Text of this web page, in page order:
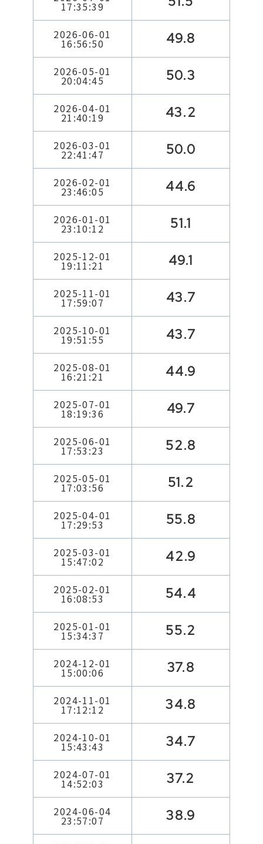
17:35:39
2026-06-01
16:56:50 49.8
2026-05-01
20:04:45 50.3
2026-04-01
21:40:19 43.2
2026-03-01
22:41:47 50.0
2026-02-01
23:46:05 44.6
2026-01-01
23:10:12 51.1
2025-12-01
19:11:21 49.1
2025-11-01
17:59:07 43.7
2025-10-01
19:51:55 43.7
2025-08-01
16:21:21 44.9
2025-07-01
18:19:36 49.7
2025-06-01
17:53:23 52.8
2025-05-01
17:03:56 51.2
2025-04-01
17:29:53 55.8
2025-03-01
15:47:02 42.9
2025-02-01
16:08:53 54.4
2025-01-01
15:34:37 55.2
2024-12-01
15:00:06 37.8
2024-11-01
17:12:12 34.8
2024-10-01
15:43:43 34.7
2024-07-01
14:52:03 37.2
2024-06-04
23:57:07 38.9